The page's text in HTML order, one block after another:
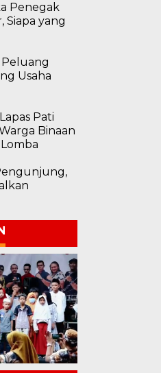
Penegak
Siapa yang
Peluang
Usaha
Pati
Binaan